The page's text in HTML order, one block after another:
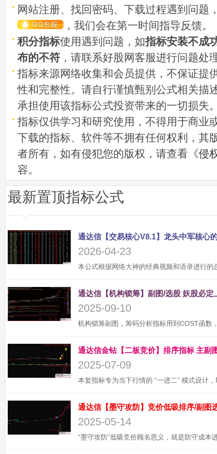
网站注册、找回密码、下载过程遇到问题
，我们会在第一时间指导反馈。
积分指标使用遇到问题，如指标安装不成
布的不符 ，请联系好股网客服进行问题处
指标来源网络收集和会员提供，不保证提
性和完整性。请自行谨慎甄别公式相关描
承担使用该指标公式投资带来的一切损失
指标仅供学习和研究使用，不得用于商业
下载的指标、软件等不拥有任何权利，其
者所有，如有侵犯您的版权，请查看《侵
容。
最新置顶指标公式
2026-04-23
2025-09-10
2025-07-09
2025-05-14